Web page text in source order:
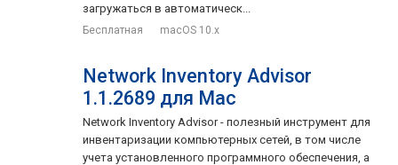
загружаться в автоматическ...
Бесплатная macOS 10.x
Network Inventory Advisor
1.1.2689 для Mac
Network Inventory Advisor - полезный инструмент для
инвентаризации компьютерных сетей, в том числе
учета установленного программного обеспечения, а